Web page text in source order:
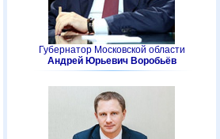
Губернатор Московской области
Андрей Юрьевич Воробьёв